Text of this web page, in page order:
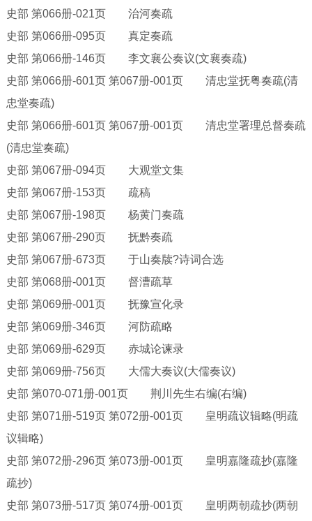
史部 第066册-021页 治河奏疏
史部 第066册-095页 真定奏疏
史部 第066册-146页 李文襄公奏议(文襄奏疏)
史部 第066册-601页 第067册-001页 清忠堂抚粤奏疏(清
忠堂奏疏)
史部 第066册-601页 第067册-001页 清忠堂署理总督奏疏
(清忠堂奏疏)
史部 第067册-094页 大观堂文集
史部 第067册-153页 疏稿
史部 第067册-198页 杨黄门奏疏
史部 第067册-290页 抚黔奏疏
史部 第067册-673页 于山奏牍?诗词合选
史部 第068册-001页 督漕疏草
史部 第069册-001页 抚豫宣化录
史部 第069册-346页 河防疏略
史部 第069册-629页 赤城论谏录
史部 第069册-756页 大儒大奏议(大儒奏议)
史部 第070-071册-001页 荆川先生右编(右编)
史部 第071册-519页 第072册-001页 皇明疏议辑略(明疏
议辑略)
史部 第072册-296页 第073册-001页 皇明嘉隆疏抄(嘉隆
疏抄)
史部 第073册-517页 第074册-001页 皇明两朝疏抄(两朝